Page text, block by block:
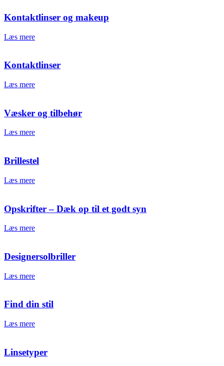
Kontaktlinser og makeup
Læs mere
Kontaktlinser
Læs mere
Væsker og tilbehør
Læs mere
Brillestel
Læs mere
Opskrifter – Dæk op til et godt syn
Læs mere
Designersolbriller
Læs mere
Find din stil
Læs mere
Linsetyper